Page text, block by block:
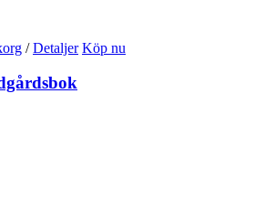
/ Detaljer Köp nu